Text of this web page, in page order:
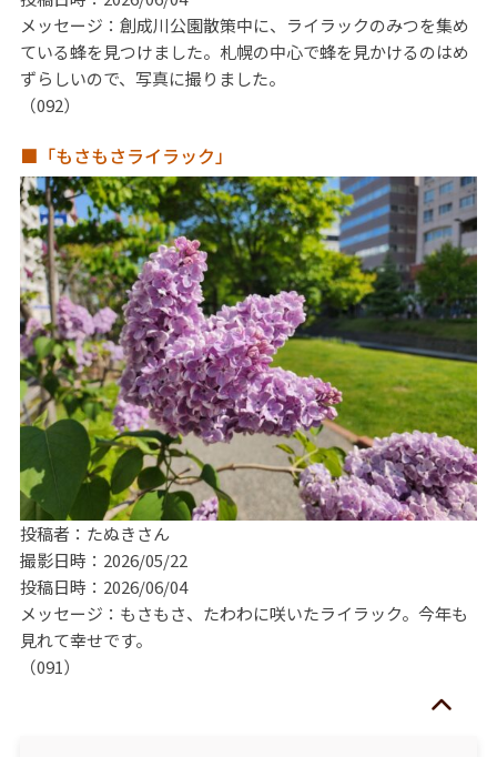
メッセージ：創成川公園散策中に、ライラックのみつを集め
ている蜂を見つけました。札幌の中心で蜂を見かけるのはめ
ずらしいので、写真に撮りました。
（092）
■「もさもさライラック」
投稿者：たぬきさん
撮影日時：2026/05/22
投稿日時：2026/06/04
メッセージ：もさもさ、たわわに咲いたライラック。今年も
見れて幸せです。
（091）